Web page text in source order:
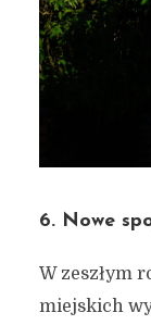
6. Nowe
W zeszłym
miejskich